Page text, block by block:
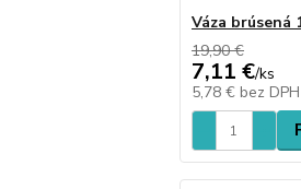
Váza brúsená
19,90 €
7,11 €/ks
5,78 € bez DPH